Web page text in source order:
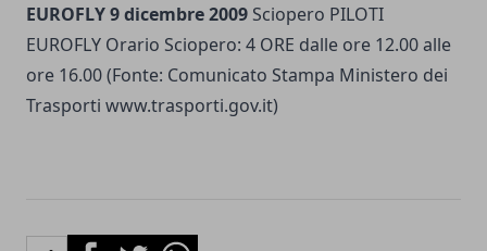
EUROFLY 9 dicembre 2009 Sciopero PILOTI
EUROFLY Orario Sciopero: 4 ORE dalle ore 12.00 alle
ore 16.00 (Fonte: Comunicato Stampa Ministero dei
Trasporti www.trasporti.gov.it)